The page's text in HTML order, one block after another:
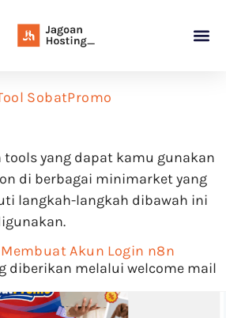
SobatPromo
tools yang dapat kamu gunakan
di berbagai minimarket yang
langkah-langkah dibawah ini
Akun Login n8n
diberikan melalui welcome mail